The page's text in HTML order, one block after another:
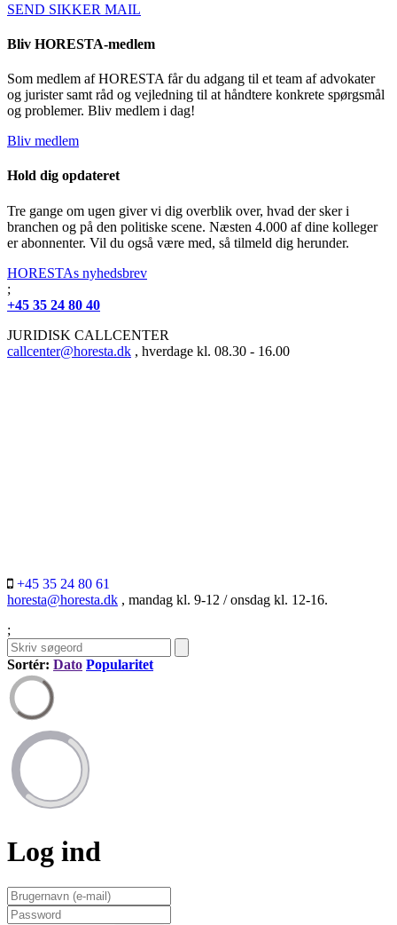
SEND SIKKER MAIL
Bliv HORESTA-medlem
Som medlem af HORESTA får du adgang til et team af advokater
og jurister samt råd og vejledning til at håndtere konkrete spørgsmål
og problemer. Bliv medlem i dag!
Bliv medlem
Hold dig opdateret
Tre gange om ugen giver vi dig overblik over, hvad der sker i
branchen og på den politiske scene. Næsten 4.000 af dine kolleger
er abonnenter. Vil du også være med, så tilmeld dig herunder.
HORESTAs nyhedsbrev
;
+45 35 24 80 40
JURIDISK CALLCENTER
callcenter@horesta.dk , hverdage kl. 08.30 - 16.00
+45 35 24 80 61
horesta@horesta.dk , mandag kl. 9-12 / onsdag kl. 12-16.
;
Sortér: Dato Popularitet
Log ind